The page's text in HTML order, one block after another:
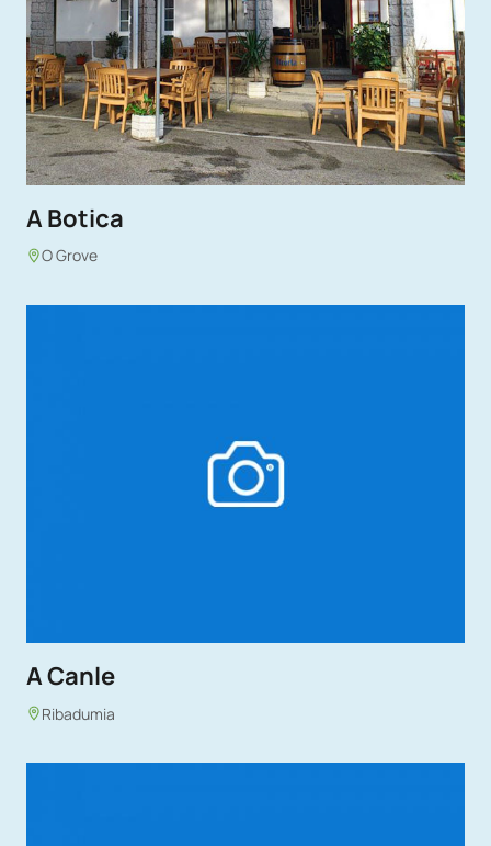
A Botica
O Grove
A Canle
Ribadumia